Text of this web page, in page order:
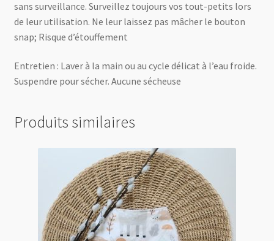
sans surveillance. Surveillez toujours vos tout-petits lors
de leur utilisation. Ne leur laissez pas mâcher le bouton
snap; Risque d’étouffement
Entretien : Laver à la main ou au cycle délicat à l’eau froide.
Suspendre pour sécher. Aucune sécheuse
Produits similaires